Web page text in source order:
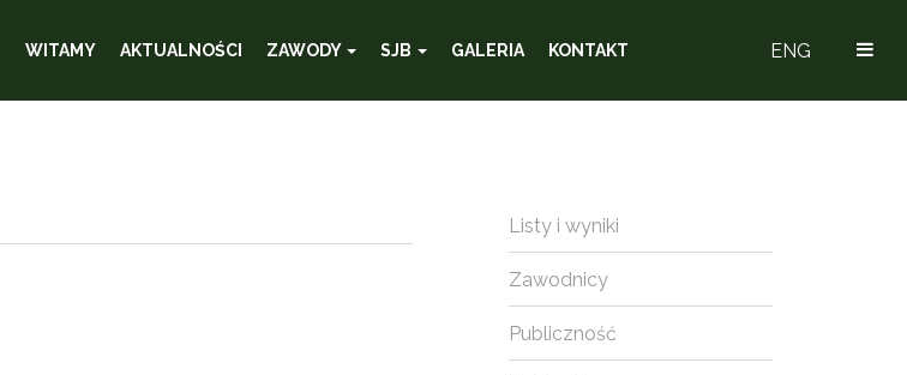
ENG
WITAMY AKTUALNOŚCI ZAWODY SJB GALERIA KONTAKT
Listy i wyniki
Zawodnicy
Publiczność